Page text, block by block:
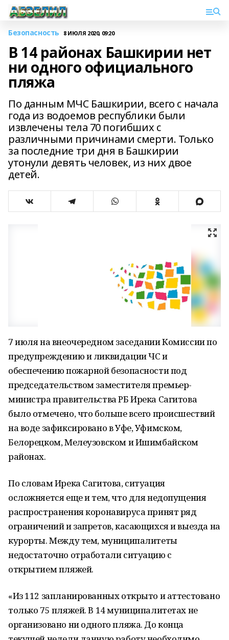
Безопасность 8 ИЮЛЯ 2020, 09:20
В 14 районах Башкирии нет
ни одного официального
пляжа
По данным МЧС Башкирии, всего с начала
года из водоемов республики были
извлечены тела 70 погибших с
различными причинами смерти. Только
за последние три дня в Башкирии
утонули девять человек, из них двое
детей.
7 июля на внеочередном заседании Комиссии по
предупреждению и ликвидации ЧС и
обеспечению пожарной безопасности под
председательством заместителя премьер-
министра правительства РБ Ирека Сагитова
было отмечено, что больше всего происшествий
на воде зафиксировано в Уфе, Уфимском,
Белорецком, Мелеузовском и Ишимбайском
районах.
По словам Ирека Сагитова, ситуация
осложняется еще и тем, что для недопущения
распространения коронавируса принят ряд
ограничений и запретов, касающихся и выезда на
курорты. Между тем, муниципалитеты
недостаточно отработали ситуацию с
открытием пляжей.
«Из 112 запланированных открыто и аттестовано
только 75 пляжей. В 14 муниципалитетах не
организовано ни одного пляжа. До конца